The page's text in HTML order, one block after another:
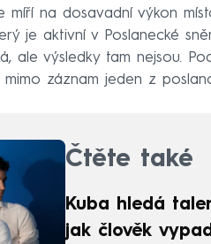
míří na dosavadní výkon
je aktivní v Poslanecké
ale výsledky tam nejsou.
mimo záznam jeden z
Čtěte také
Kuba hledá
jak člověk